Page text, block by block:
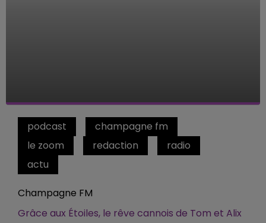
podcast
champagne fm
le zoom
redaction
radio
actu
Champagne FM
Grâce aux Étoiles, le rêve cannois de Tom et Alix